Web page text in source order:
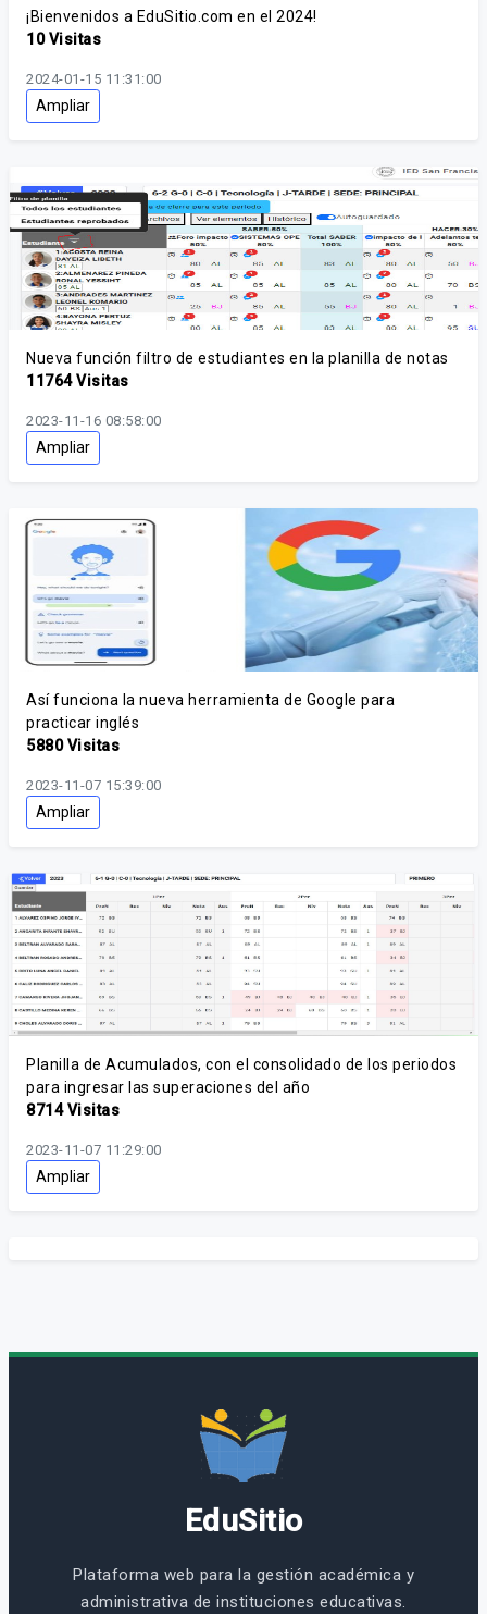
¡Bienvenidos a EduSitio.com en el 2024!
10 Visitas
2024-01-15 11:31:00
Ampliar
Nueva función filtro de estudiantes en la planilla de notas
11764 Visitas
2023-11-16 08:58:00
Ampliar
Así funciona la nueva herramienta de Google para
practicar inglés
5880 Visitas
2023-11-07 15:39:00
Ampliar
Planilla de Acumulados, con el consolidado de los periodos
para ingresar las superaciones del año
8714 Visitas
2023-11-07 11:29:00
Ampliar
EduSitio
Plataforma web para la gestión académica y
administrativa de instituciones educativas.